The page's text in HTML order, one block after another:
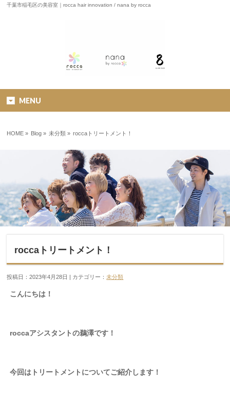
千葉市稲毛区の美容室｜rocca hair innovation / nana by rocca
MENU
HOME » Blog » 未分類 » roccaトリートメント！
roccaトリートメント！
投稿日：2023年4月28日 | カテゴリー：未分類
こんにちは！
roccaアシスタントの鵜澤です！
今回はトリートメントについてご紹介します！